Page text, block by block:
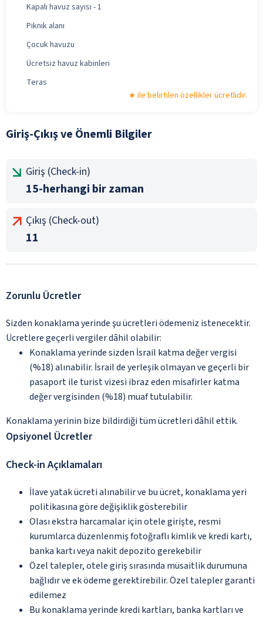
Kapalı havuz sayısı - 1
Piknik alanı
Çocuk havuzu
Ücretsiz havuz kabinleri
Teras
ile belirtilen özellikler ücretlidir.
Giriş-Çıkış ve Önemli Bilgiler
Giriş (Check-in)
15-herhangi bir zaman
Çıkış (Check-out)
11
Zorunlu Ücretler
Sizden konaklama yerinde şu ücretleri ödemeniz istenecektir.
Ücretlere geçerli vergiler dâhil olabilir:
Konaklama yerinde sizden İsrail katma değer vergisi
(%18) alınabilir. İsrail de yerleşik olmayan ve geçerli bir
pasaport ile turist vizesi ibraz eden misafirler katma
değer vergisinden (%18) muaf tutulabilir.
Konaklama yerinin bize bildirdiği tüm ücretleri dâhil ettik.
Opsiyonel Ücretler
Check-in Açıklamaları
İlave yatak ücreti alınabilir ve bu ücret, konaklama yeri
politikasına göre değişiklik gösterebilir
Olası ekstra harcamalar için otele girişte, resmi
kurumlarca düzenlenmiş fotoğraflı kimlik ve kredi kartı,
banka kartı veya nakit depozito gerekebilir
Özel talepler, otele giriş sırasında müsaitlik durumuna
bağlıdır ve ek ödeme gerektirebilir. Özel talepler garanti
edilemez
Bu konaklama yerinde kredi kartları, banka kartları ve